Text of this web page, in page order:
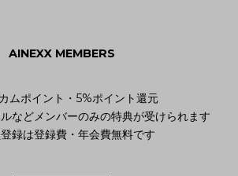
AINEXX MEMBERS
ムポイント・5%ポイント還元
などメンバーのみの特典が受けられます
録は登録費・年会費無料です